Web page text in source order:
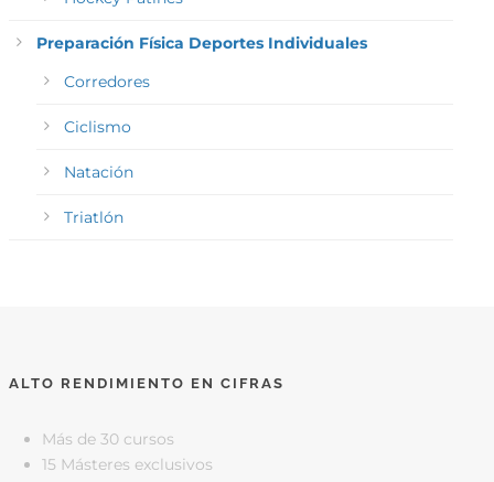
Preparación Física Deportes Individuales
Corredores
Ciclismo
Natación
Triatlón
ALTO RENDIMIENTO EN CIFRAS
Más de 30 cursos
15 Másteres exclusivos